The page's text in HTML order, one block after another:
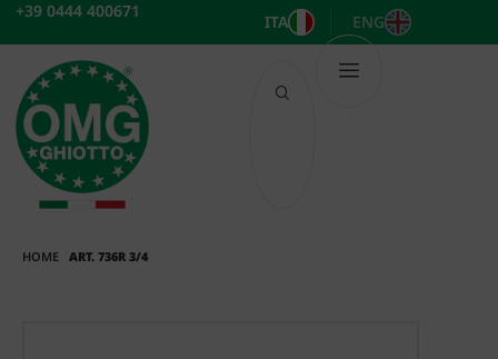
Vai
contenuto
+39 0444 400671
ITA ENG
HOME ART. 736R 3/4